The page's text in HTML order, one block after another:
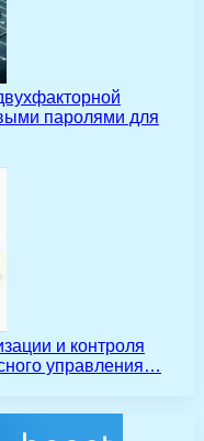
паролями для
и контроля
управления…